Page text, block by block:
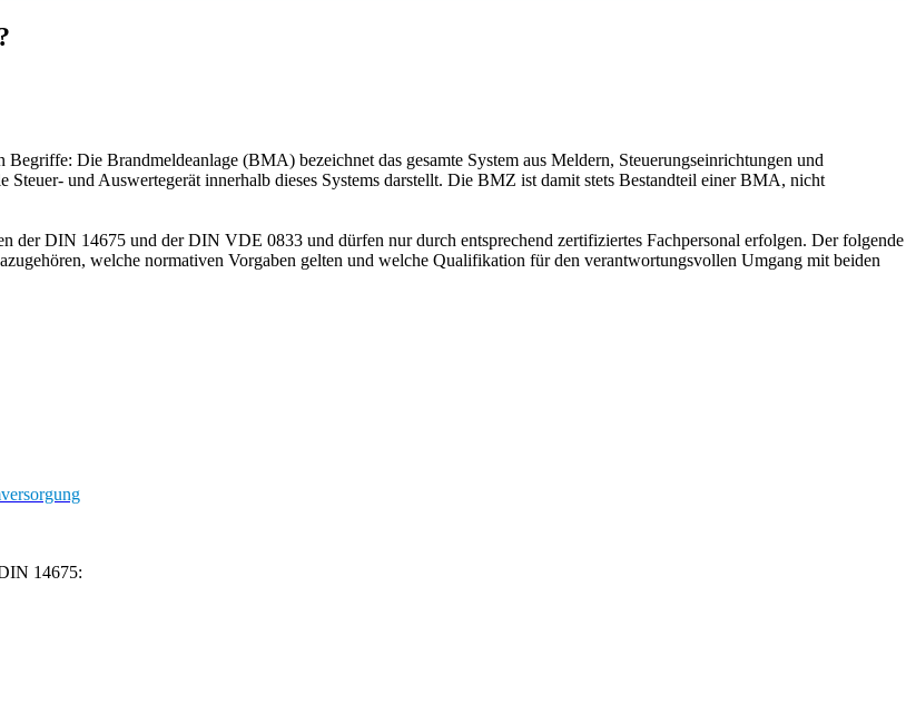
Die Brandmeldeanlage (BMA) bezeichnet das gesamte System aus Meldern, Steuerungseinrichtungen und
und Auswertegerät innerhalb dieses Systems darstellt. Die BMZ ist damit stets Bestandteil einer BMA, nicht
der DIN 14675 und der DIN VDE 0833 und dürfen nur durch entsprechend zertifiziertes Fachpersonal erfolgen. Der folgende
welche normativen Vorgaben gelten und welche Qualifikation für den verantwortungsvollen Umgang mit beiden
14675: